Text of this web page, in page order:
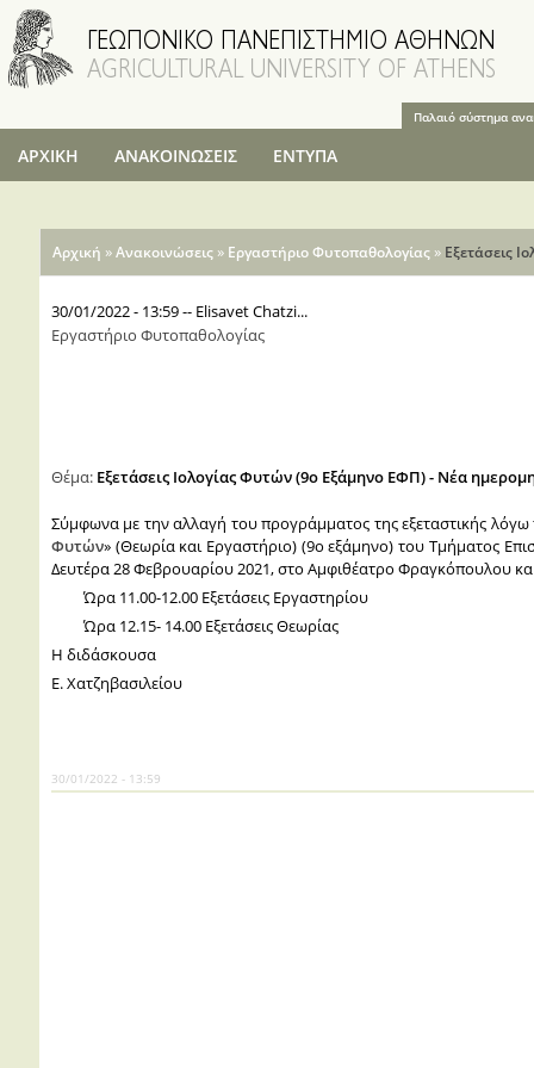
προς το
κυρίως
περιεχόμενο
Παλαιό σύστημα
ΑΡΧΙΚΗ ΑΝΑΚΟΙΝΩΣΕΙΣ ΕΝΤΥΠΑ
Είστε εδώ
Αρχική »Ανακοινώσεις » Εργαστήριο Φυτοπαθολογίας » Εξετάσεις
30/01/2022 - 13:59-- Elisavet Chatzi...
Εργαστήριο Φυτοπαθολογίας
Θέμα: Εξετάσεις Ιολογίας Φυτών (9ο Εξάμηνο ΕΦΠ) - Νέα
Σύμφωνα με την αλλαγή του προγράμματος της εξεταστικής λόγω
Φυτών» (Θεωρία και Εργαστήριο) (9ο εξάμηνο) του Τμήματος
Δευτέρα 28 Φεβρουαρίου 2021, στο Αμφιθέατρο Φραγκόπουλου
Ώρα 11.00-12.00 Εξετάσεις Εργαστηρίου
Ώρα 12.15- 14.00 Εξετάσεις Θεωρίας
Η διδάσκουσα
Ε. Χατζηβασιλείου
30/01/2022 - 13:59